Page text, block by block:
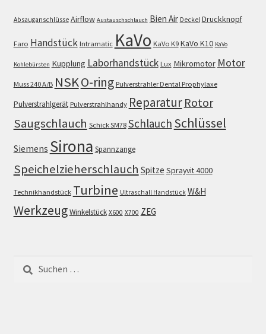
Absauganschlüsse Airflow Austauschschlauch Bien Air Deckel Druckknopf
Faro Handstück Intramatic KaVo KaVo K9 KaVo K10 KaVo
Kohlebürsten Kupplung Laborhandstück Lux Mikromotor Motor
Muss 240 A/B NSKO-ring Pulverstrahler Dental Prophylaxe
Pulverstrahlgerät Pulverstrahlhandy Reparatur Rotor
Saugschlauch Schick SM78 Schlauch Schlüssel
Siemens Sirona Spannzange
Speichelzieherschlauch Spitze Sprayvit 4000
Technikhandstück Turbine Ultraschall Handstück W&H
WerkzeugWinkelstück X600 X700 ZEG
nach: